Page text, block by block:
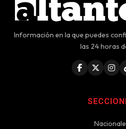
Información en la que puedes
las 24 horas